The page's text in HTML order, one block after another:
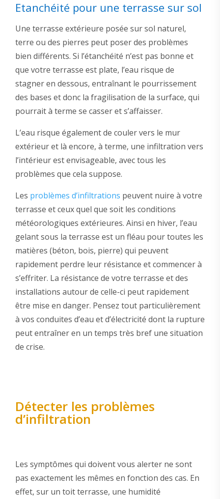
Etanchéité pour une terrasse sur sol
Une terrasse extérieure posée sur sol naturel,
terre ou des pierres peut poser des problèmes
bien différents. Si l’étanchéité n’est pas bonne et
que votre terrasse est plate, l’eau risque de
stagner en dessous, entraînant le pourrissement
des bases et donc la fragilisation de la surface, qui
pourrait à terme se casser et s’affaisser.
L’eau risque également de couler vers le mur
extérieur et là encore, à terme, une infiltration vers
l’intérieur est envisageable, avec tous les
problèmes que cela suppose.
Les problèmes d’infiltrations peuvent nuire à votre
terrasse et ceux quel que soit les conditions
météorologiques extérieures. Ainsi en hiver, l’eau
gelant sous la terrasse est un fléau pour toutes les
matières (béton, bois, pierre) qui peuvent
rapidement perdre leur résistance et commencer à
s’effriter. La résistance de votre terrasse et des
installations autour de celle-ci peut rapidement
être mise en danger. Pensez tout particulièrement
à vos conduites d’eau et d’électricité dont la rupture
peut entraîner en un temps très bref une situation
de crise.
Détecter les problèmes
d’infiltration
Les symptômes qui doivent vous alerter ne sont
pas exactement les mêmes en fonction des cas. En
effet, sur un toit terrasse, une humidité